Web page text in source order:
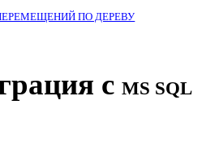
ПО ДЕРЕВУ
с MS SQL